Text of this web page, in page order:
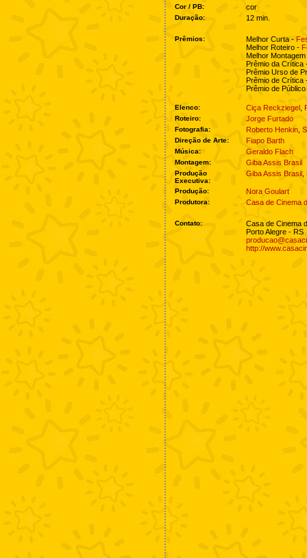
Cor / PB: cor
Duração: 12 min.
Prêmios: Melhor Curta -
Melhor Roteiro -
Melhor
Prêmio da Crítica
Prêmio Urso de
Prêmio de Crítica
Prêmio de
Elenco: Ciça Reckziegel
Roteiro: Jorge Furtado
Fotografia: Roberto Henkin
Direção de Arte: Fiapo Barth
Música: Geraldo Flach
Montagem: Giba Assis Brasil
Produção
Executiva:
Giba Assis Brasil
Produção: Nora Goulart
Produtora: Casa de Cinema
Contato:
Casa de Cinema
Porto Alegre - RS
http://